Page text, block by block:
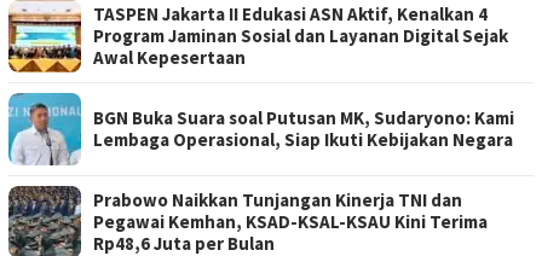
TASPEN Jakarta II Edukasi ASN Aktif, Kenalkan 4
Program Jaminan Sosial dan Layanan Digital Sejak
Awal Kepesertaan
BGN Buka Suara soal Putusan MK, Sudaryono: Kami
Lembaga Operasional, Siap Ikuti Kebijakan Negara
Prabowo Naikkan Tunjangan Kinerja TNI dan
Pegawai Kemhan, KSAD-KSAL-KSAU Kini Terima
Rp48,6 Juta per Bulan